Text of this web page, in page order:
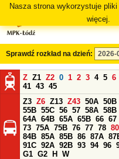
Nasza strona wykorzystuje
więcej.
Sprawdź rozkład na dzień:
Z Z1 Z2 0 1 2 3 4 5 6
41 43 45
Z3 Z6 Z13 Z43 50A 50B
55B 55C 56 57 58A 58B
64A 64B 65A 65B 66 67
73 75A 75B 76 77 78
84B 85A 85B 86 87A
91C 92A 92B 93 94 96
G1 G2 H
W